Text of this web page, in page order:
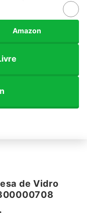
Amazon
de Vidro